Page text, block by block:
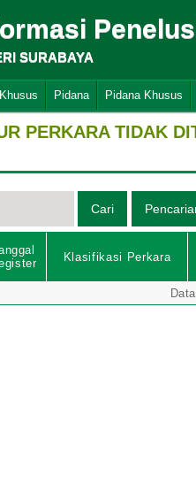
SURABAYA
Pidana Pidana Khusus
PERKARA TIDAK
Klasifikasi Perkara